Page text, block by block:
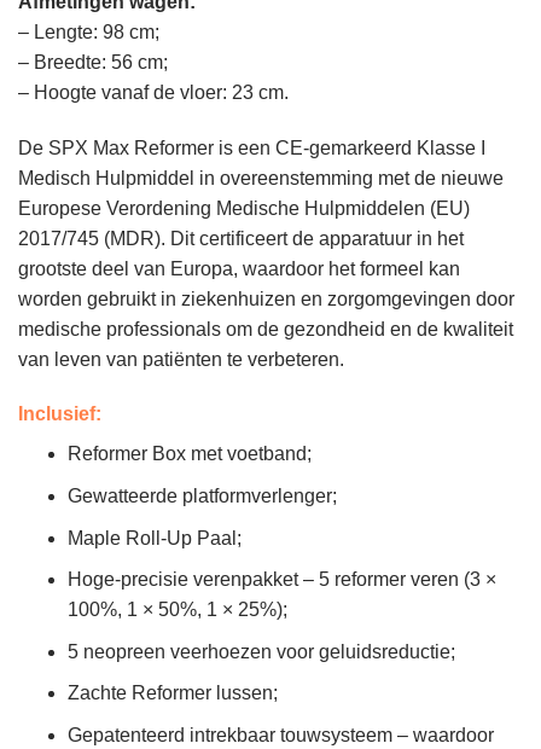
– Lengte: 98 cm;
– Breedte: 56 cm;
– Hoogte vanaf de vloer: 23 cm.
De SPX Max Reformer is een CE-gemarkeerd Klasse I
Medisch Hulpmiddel in overeenstemming met de nieuwe
Europese Verordening Medische Hulpmiddelen (EU)
2017/745 (MDR). Dit certificeert de apparatuur in het
grootste deel van Europa, waardoor het formeel kan
worden gebruikt in ziekenhuizen en zorgomgevingen door
medische professionals om de gezondheid en de kwaliteit
van leven van patiënten te verbeteren.
Inclusief:
Reformer Box met voetband;
Gewatteerde platformverlenger;
Maple Roll-Up Paal;
Hoge-precisie verenpakket – 5 reformer veren (3 ×
100%, 1 × 50%, 1 × 25%);
5 neopreen veerhoezen voor geluidsreductie;
Zachte Reformer lussen;
Gepatenteerd intrekbaar touwsysteem – waardoor